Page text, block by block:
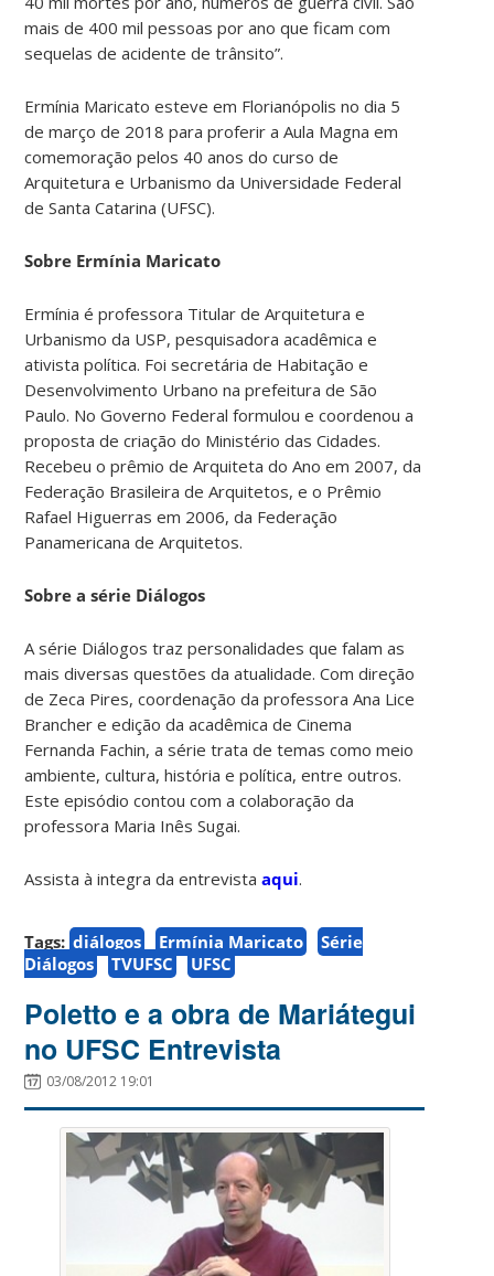
mais de 400 mil pessoas por ano que ficam com
sequelas de acidente de trânsito”.
Ermínia Maricato esteve em Florianópolis no dia 5
de março de 2018 para proferir a Aula Magna em
comemoração pelos 40 anos do curso de
Arquitetura e Urbanismo da Universidade Federal
de Santa Catarina (UFSC).
Sobre Ermínia Maricato
Ermínia é professora Titular de Arquitetura e
Urbanismo da USP, pesquisadora acadêmica e
ativista política. Foi secretária de Habitação e
Desenvolvimento Urbano na prefeitura de São
Paulo. No Governo Federal formulou e coordenou a
proposta de criação do Ministério das Cidades.
Recebeu o prêmio de Arquiteta do Ano em 2007, da
Federação Brasileira de Arquitetos, e o Prêmio
Rafael Higuerras em 2006, da Federação
Panamericana de Arquitetos.
Sobre a série Diálogos
A série Diálogos traz personalidades que falam as
mais diversas questões da atualidade. Com direção
de Zeca Pires, coordenação da professora Ana Lice
Brancher e edição da acadêmica de Cinema
Fernanda Fachin, a série trata de temas como meio
ambiente, cultura, história e política, entre outros.
Este episódio contou com a colaboração da
professora Maria Inês Sugai.
Assista à integra da entrevistaaqui.
Tags: diálogos Ermínia Maricato
Série
Diálogos
TVUFSC UFSC
Poletto e a obra de Mariátegui
no UFSC Entrevista
03/08/2012 19:01